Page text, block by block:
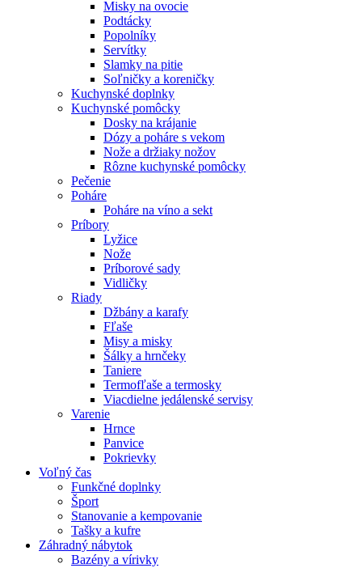
Misky na ovocie
Podtácky
Popolníky
Servítky
Slamky na pitie
Soľničky a koreničky
Kuchynské doplnky
Kuchynské pomôcky
Dosky na krájanie
Dózy a poháre s vekom
Nože a držiaky nožov
Rôzne kuchynské pomôcky
Pečenie
Poháre
Poháre na víno a sekt
Príbory
Lyžice
Nože
Príborové sady
Vidličky
Riady
Džbány a karafy
Fľaše
Misy a misky
Šálky a hrnčeky
Taniere
Termofľaše a termosky
Viacdielne jedálenské servisy
Varenie
Hrnce
Panvice
Pokrievky
Voľný čas
Funkčné doplnky
Šport
Stanovanie a kempovanie
Tašky a kufre
Záhradný nábytok
Bazény a vírivky